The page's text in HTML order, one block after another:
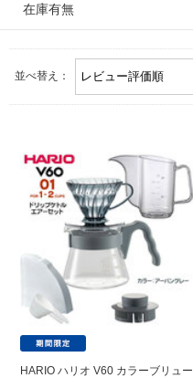
在庫有無
並べ替え：
HARIO ハリオ V60 カラーブリュー